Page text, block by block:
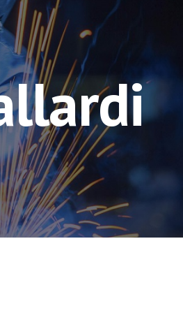
Skip to navigation